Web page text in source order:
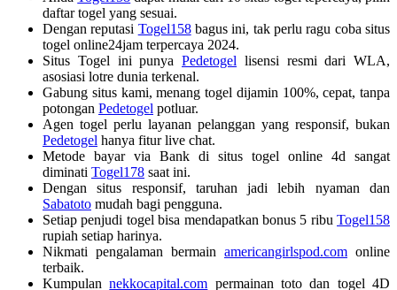
daftar togel yang sesuai.
Dengan reputasi Togel158bagus ini, tak perlu ragu coba situs
togel online24jam terpercaya 2024.
Situs Togel ini punya Pedetogel lisensi resmi dari WLA,
asosiasi lotre dunia terkenal.
Gabung situs kami, menang togel dijamin 100%, cepat, tanpa
potongan Pedetogel potluar.
Agen togel perlu layanan pelanggan yang responsif, bukan
Pedetogel hanya fitur live chat.
Metode bayar via Bank di situs togel online 4d sangat
diminati Togel178 saat ini.
Dengan situs responsif, taruhan jadi lebih nyaman dan
Sabatoto mudah bagi pengguna.
Setiap penjudi togel bisa mendapatkan bonus 5 ribu Togel158
rupiah setiap harinya.
Nikmati pengalaman bermain americangirlspod.com online
terbaik.
Kumpulannekkocapital.com permainan toto dan togel 4D